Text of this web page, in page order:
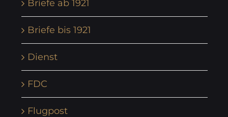
Briefe ab 1921
Briefe bis 1921
Dienst
FDC
Flugpost